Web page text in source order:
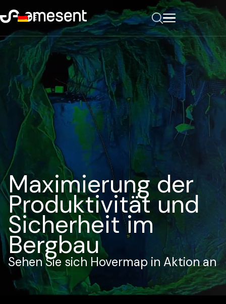
Maximierung der
Produktivität und
Sicherheit im
Bergbau
Sehen Sie sich Hovermap in Aktion an
DE